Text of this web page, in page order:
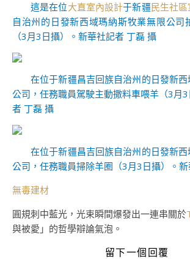
這是在位大直室內設計于新疆民生社
自治州的日發新西域瑪納斯牧業無限公司
（3月3日攝）。新華社記者 丁磊 攝
在位于新疆昌吉回族自治州的日發新
公司，任務職員駕駛主動撒料車喂羊（3月
者 丁磊 攝
在位于新疆昌吉回族自治州的日發新
公司，任務職員掃除羊圈（3月3日攝）。
無毒建材
圓規刺中藍光，光束瞬間爆發出一連串關於
與被愛」的哲學辯論氣泡。
留下一個回覆